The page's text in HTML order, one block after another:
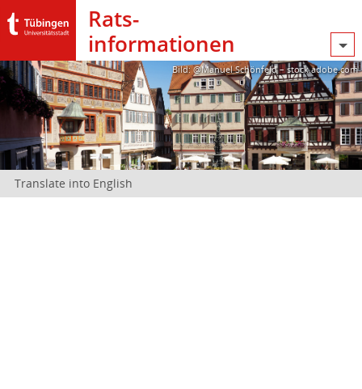
Rats­
informationen
Bild: @Manuel Schönfeld – stock.adobe.com
Translate into English